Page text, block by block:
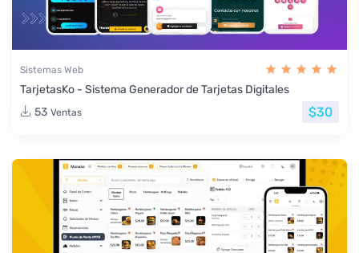
Sistemas Web
TarjetasKo - Sistema Generador de Tarjetas Digitales
53 Ventas $30